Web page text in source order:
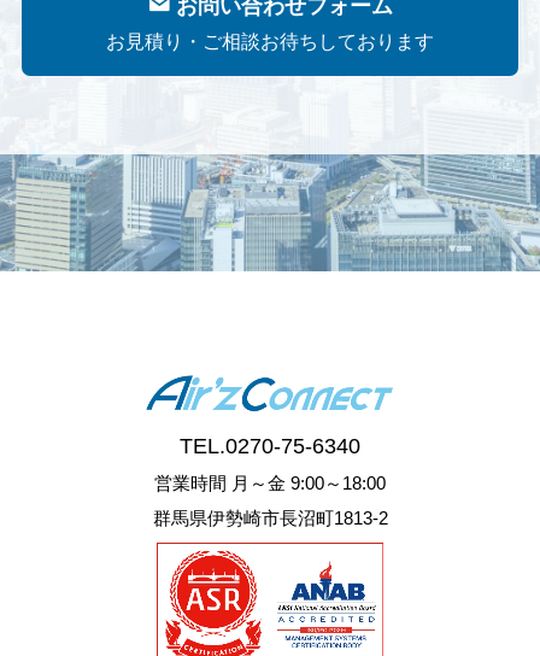
お問い合わせフォーム
お見積り・ご相談お待ちしております
TEL.0270-75-6340
営業時間 月～金 9:00～18:00
群馬県伊勢崎市長沼町1813-2